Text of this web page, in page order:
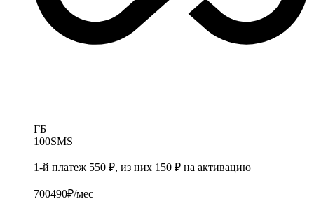
ГБ
100SMS
1-й платеж 550 ₽, из них 150 ₽ на активацию
700490₽/мес